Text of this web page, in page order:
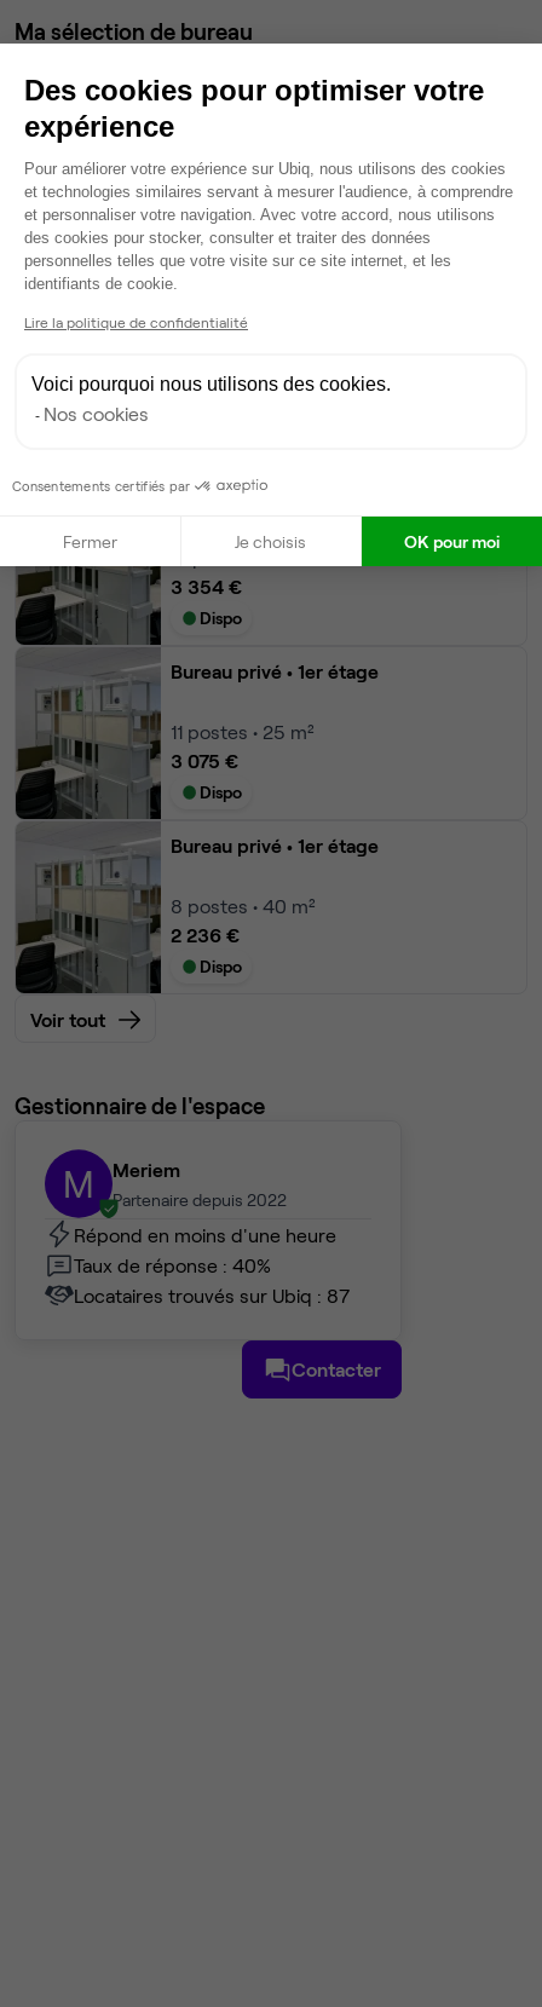
Ma sélection de bureau
4
1 118 €
Dispo
Modifier
Autres bureaux de cet espace :
Bureau privé
59postes • 25 m²
Bureau privé
3 354 €
Dispo
Bureau privé • 1er étage
11 postes • 25 m²
3 075 €
Dispo
Bureau privé • 1er étage
8 postes • 40 m²
2 236 €
Dispo
Voir tout
Gestionnaire de l'espace
M Meriem
Partenaire depuis 2022
Répond en moins d'une heure
Taux de réponse : 40%
Locataires trouvés sur Ubiq : 87
Contacter
Des cookies pour optimiser votre
expérience
Plateforme de Gestion du
Pour améliorer votre expérience sur Ubiq, nous utilisons des cookies
et technologies similaires servant à mesurer l'audience, à comprendre
et personnaliser votre navigation. Avec votre accord, nous utilisons
des cookies pour stocker, consulter et traiter des données
personnelles telles que votre visite sur ce site internet, et les
identifiants de cookie.
Lire la politique de confidentialité
Voici pourquoi nous utilisons des cookies.
Nos cookies
Consentements certifiés par
Fermer Je choisis OK pour moi